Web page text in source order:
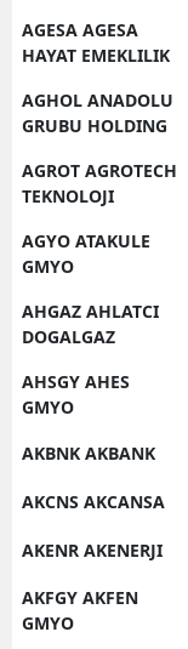
AGESA AGESA
HAYAT EMEKLILIK
AGHOL ANADOLU
GRUBU HOLDING
AGROT AGROTECH
TEKNOLOJI
AGYO ATAKULE
GMYO
AHGAZ AHLATCI
DOGALGAZ
AHSGY AHES
GMYO
AKBNK AKBANK
AKCNS AKCANSA
AKENR AKENERJI
AKFGY AKFEN
GMYO